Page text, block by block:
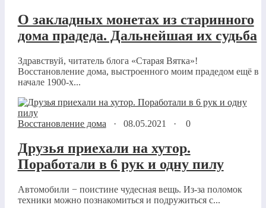
О закладных монетах из старинного
дома прадеда. Дальнейшая их судьба
Здравствуй, читатель блога «Старая Вятка»!
Восстановление дома, выстроенного моим прадедом ещё в
начале 1900-х...
Восстановление дома · 08.05.2021 · 0
Друзья приехали на хутор.
Поработали в 6 рук и одну пилу
Автомобили − поистине чудесная вещь. Из-за поломок
техники можно познакомиться и подружиться с...